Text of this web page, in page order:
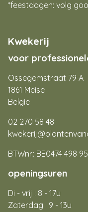
*feestdagen: volg
Kwekerij
voor
Ossegemstraat 79 A
1861 Meise
België
02 270 58 48
BTWnr.: BE0474 498
openingsuren
Di - vrij : 8 - 17u
Zaterdag : 9 - 13u